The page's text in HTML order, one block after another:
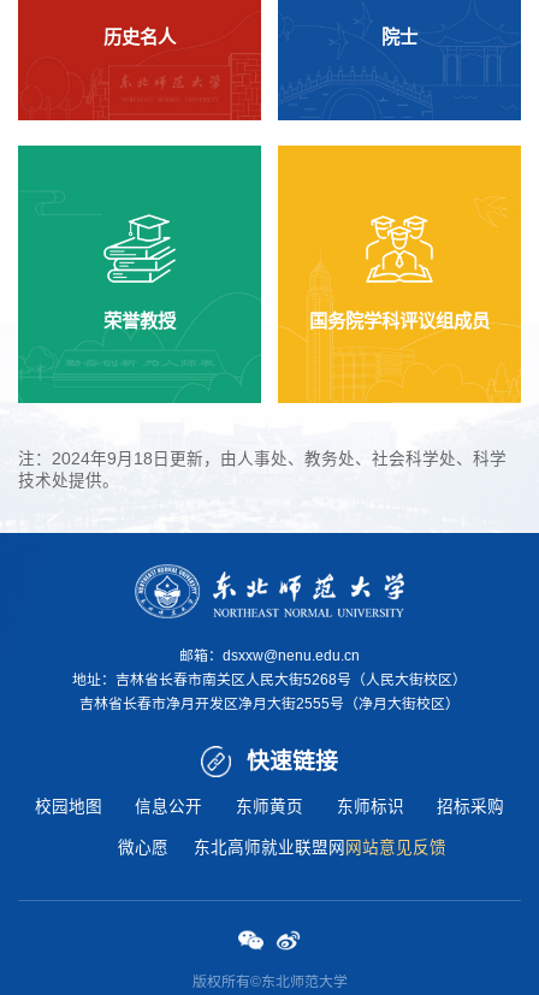
历史名人 院士
荣誉教授 国务院学科评议组成员
注：2024年9月18日更新，由人事处、教务处、社会科学处、科学
技术处提供。
邮箱：dsxxw@nenu.edu.cn
地址： 吉林省长春市南关区人民大街5268号（人民大街校区）
吉林省长春市净月开发区净月大街2555号（净月大街校区）
快速链接
校园地图 信息公开 东师黄页 东师标识 招标采购
微心愿 东北高师就业联盟网 网站意见反馈
版权所有©东北师范大学